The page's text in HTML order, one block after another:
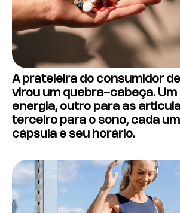
A prateleira do consumidor
virou um quebra-cabeça. Um
energia, outro para as
terceiro para o sono, cada
cápsula e seu horário.